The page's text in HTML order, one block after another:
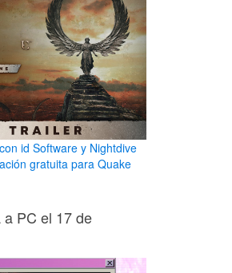
id Software y Nightdive
gratuita para Quake
a PC el 17 de